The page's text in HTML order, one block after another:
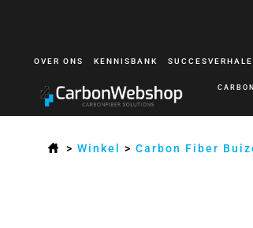
OVER ONS KENNISBANK
>Winkel >Carbon Fiber